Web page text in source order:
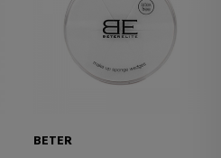
BETER